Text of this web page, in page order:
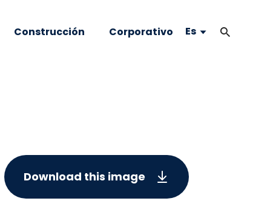
Construcción Corporativo Es
Download this image